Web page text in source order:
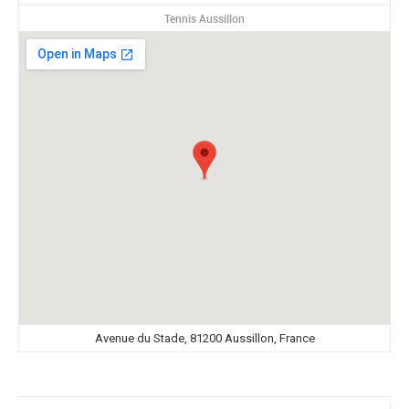
Tennis Aussillon
Avenue du Stade, 81200 Aussillon, France